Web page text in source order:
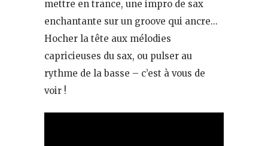
mettre en trance, une impro de sax
enchantante sur un groove qui ancre…
Hocher la tête aux mélodies
capricieuses du sax, ou pulser au
rythme de la basse – c’est à vous de
voir !